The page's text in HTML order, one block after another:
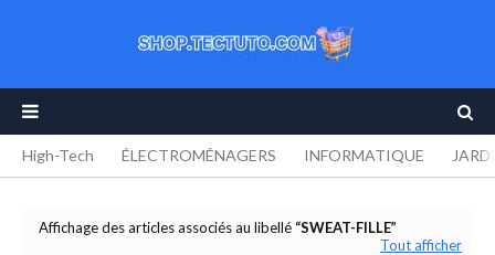
High-Tech ÉLECTROMÉNAGERS INFORMATIQUE
Affichage des articles associés au libellé SWEAT-FILLE
Tout afficher